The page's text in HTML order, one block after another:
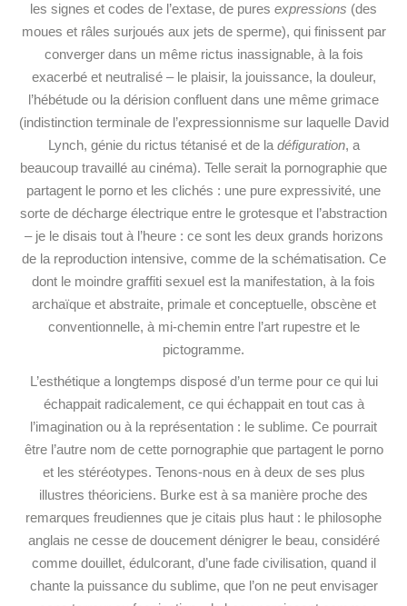
les signes et codes de l’extase, de pures expressions (des
moues et râles surjoués aux jets de sperme), qui finissent par
converger dans un même rictus inassignable, à la fois
exacerbé et neutralisé – le plaisir, la jouissance, la douleur,
l’hébétude ou la dérision confluent dans une même grimace
(indistinction terminale de l’expressionnisme sur laquelle David
Lynch, génie du rictus tétanisé et de la défiguration, a
beaucoup travaillé au cinéma). Telle serait la pornographie que
partagent le porno et les clichés : une pure expressivité, une
sorte de décharge électrique entre le grotesque et l’abstraction
– je le disais tout à l’heure : ce sont les deux grands horizons
de la reproduction intensive, comme de la schématisation. Ce
dont le moindre graffiti sexuel est la manifestation, à la fois
archaïque et abstraite, primale et conceptuelle, obscène et
conventionnelle, à mi-chemin entre l’art rupestre et le
pictogramme.
L’esthétique a longtemps disposé d’un terme pour ce qui lui
échappait radicalement, ce quiéchappait en tout cas à
l’imagination ou à la représentation : le sublime. Ce pourrait
être l’autre nom de cette pornographie que partagent le porno
et les stéréotypes. Tenons-nous en à deux de ses plus
illustres théoriciens. Burke est à sa manière proche des
remarques freudiennes que je citais plus haut : le philosophe
anglais ne cesse de doucement dénigrer le beau, considéré
comme douillet, édulcorant, d’une fade civilisation, quand il
chante la puissance du sublime, que l’on ne peut envisager